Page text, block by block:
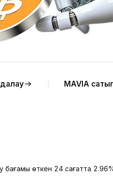
MAVIA
бағамы өткен 24 сағатта